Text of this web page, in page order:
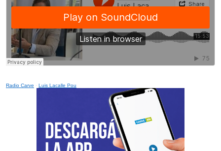
Radio Carve · Luis Lacalle Pou